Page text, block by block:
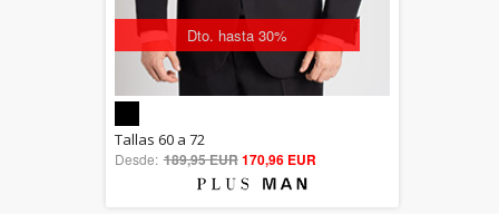
Dto. hasta 30%
out of 5
Tallas 60 a 72
Desde: 189,95 EUR170,96 EUR